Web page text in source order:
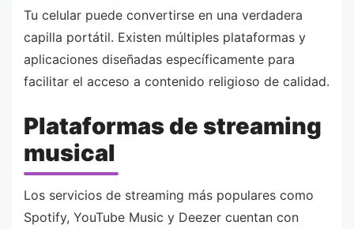
Tu celular puede convertirse en una verdadera
capilla portátil. Existen múltiples plataformas y
aplicaciones diseñadas específicamente para
facilitar el acceso a contenido religioso de calidad.
Plataformas de streaming
musical
Los servicios de streaming más populares como
Spotify, YouTube Music y Deezer cuentan con